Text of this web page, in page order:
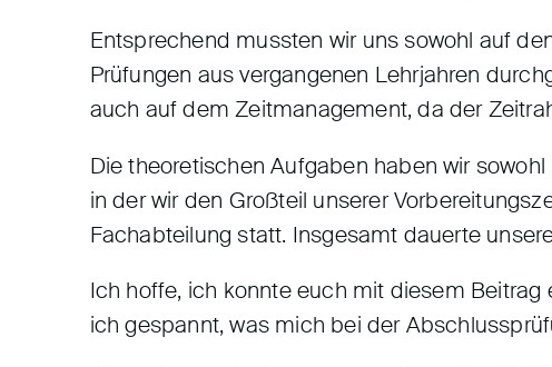
Entsprechend mussten wir uns sowohl auf
Prüfungen aus vergangenen Lehrjahren
auch auf dem Zeitmanagement, da der
Die theoretischen Aufgaben haben wir
in der wir den Großteil unserer
Fachabteilung statt. Insgesamt dauerte
Ich hoffe, ich konnte euch mit diesem
ich gespannt, was mich bei der